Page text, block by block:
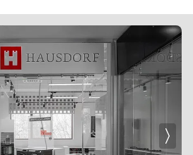
эффекта вибрации.
стиральной машины в режиме отжима.
службы бытовой техники.